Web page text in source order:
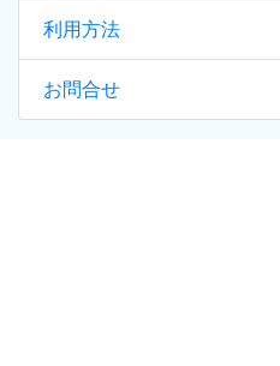
利用方法
お問合せ